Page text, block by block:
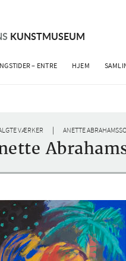
KUNSTMUSEUM
– ENTRE HJEM
VÆRKER | ANETTE